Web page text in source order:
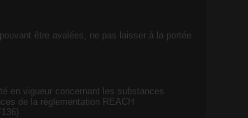
être avalées, ne pas laisser à la portée
en vigueur concernant les substances
de la règlementation REACH